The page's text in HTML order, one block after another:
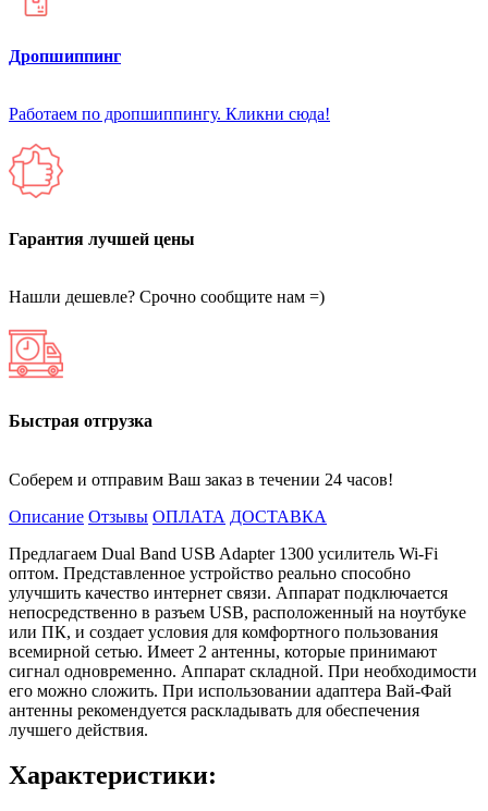
Дропшиппинг
Работаем по дропшиппингу. Кликни сюда!
Гарантия лучшей цены
Нашли дешевле? Срочно сообщите нам =)
Быстрая отгрузка
Соберем и отправим Ваш заказ в течении 24 часов!
Описание Отзывы ОПЛАТА ДОСТАВКА
Предлагаем Dual Band USB Adapter 1300 усилитель Wi-Fi
оптом. Представленное устройство реально способно
улучшить качество интернет связи. Аппарат подключается
непосредственно в разъем USB, расположенный на ноутбуке
или ПК, и создает условия для комфортного пользования
всемирной сетью. Имеет 2 антенны, которые принимают
сигнал одновременно. Аппарат складной. При необходимости
его можно сложить. При использовании адаптера Вай-Фай
антенны рекомендуется раскладывать для обеспечения
лучшего действия.
Характеристики: